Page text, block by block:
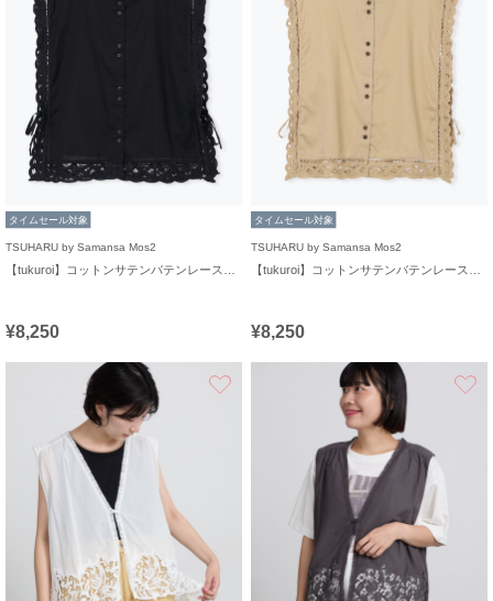
タイムセール対象
TSUHARU by Samansa Mos2
¥8,250
タイムセール対象
TSUHARU by Samansa Mos2
¥8,250